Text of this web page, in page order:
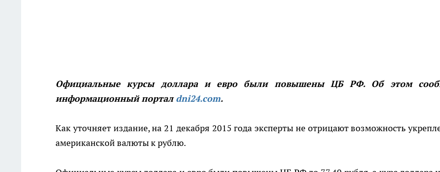
Официальные курсы доллара и евро были повышены ЦБ РФ. Об этом
информационный порталdni24.com.
Как уточняет издание, на 21 декабря 2015 года эксперты не отрицают возможность
американской валюты к рублю.